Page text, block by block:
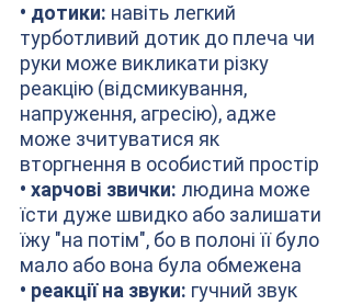
• дотики: навіть легкий
турботливий дотик до плеча чи
руки може викликати різку
реакцію (відсмикування,
напруження, агресію), адже
може зчитуватися як
вторгнення в особистий простір
• харчові звички: людина може
їсти дуже швидко або залишати
їжу "на потім", бо в полоні її було
мало або вона була обмежена
• реакції на звуки: гучний звук